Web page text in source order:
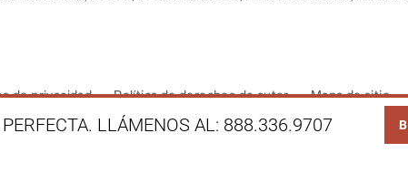
LLÁMENOS AL: 888.336.9707
de privacidad Política de derechos de autor Mapa de sitio